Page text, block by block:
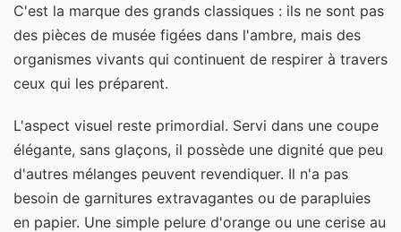
C'est la marque des grands classiques : ils ne sont pas
des pièces de musée figées dans l'ambre, mais des
organismes vivants qui continuent de respirer à travers
ceux qui les préparent.
L'aspect visuel reste primordial. Servi dans une coupe
élégante, sans glaçons, il possède une dignité que peu
d'autres mélanges peuvent revendiquer. Il n'a pas
besoin de garnitures extravagantes ou de parapluies
en papier. Une simple pelure d'orange ou une cerise au